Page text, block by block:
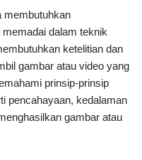
membutuhkan
dalam teknik
ketelitian dan
gambar atau video yang
prinsip-prinsip
pencahayaan, kedalaman
gambar atau